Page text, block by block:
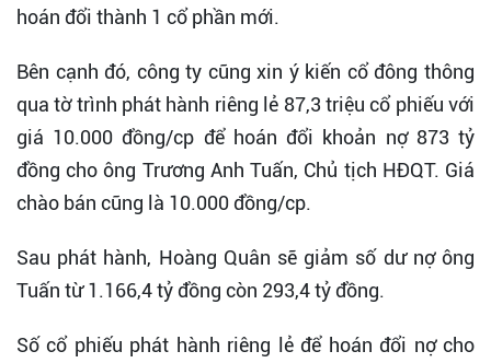
hoán đổi thành 1 cổ phần mới.
Bên cạnh đó, công ty cũng xin ý kiến cổ đông thông
qua tờ trình phát hành riêng lẻ 87,3 triệu cổ phiếu với
giá 10.000 đồng/cp để hoán đổi khoản nợ 873 tỷ
đồng cho ông Trương Anh Tuấn, Chủ tịch HĐQT. Giá
chào bán cũng là 10.000 đồng/cp.
Sau phát hành, Hoàng Quân sẽ giảm số dư nợ ông
Tuấn từ 1.166,4 tỷ đồng còn 293,4 tỷ đồng.
Số cổ phiếu phát hành riêng lẻ để hoán đổi nợ cho